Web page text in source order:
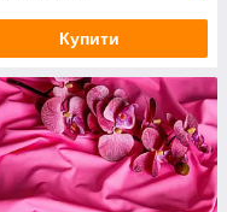
Купити